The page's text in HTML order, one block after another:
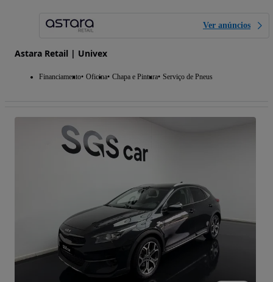
Ver anúncios
Astara Retail | Univex
Financiamento Oficina Chapa e Pintura Serviço de Pneus